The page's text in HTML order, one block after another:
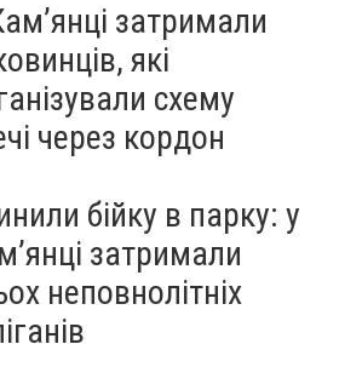
затримали
які
схему
через кордон
бійку в парку: у
затримали
неповнолітніх